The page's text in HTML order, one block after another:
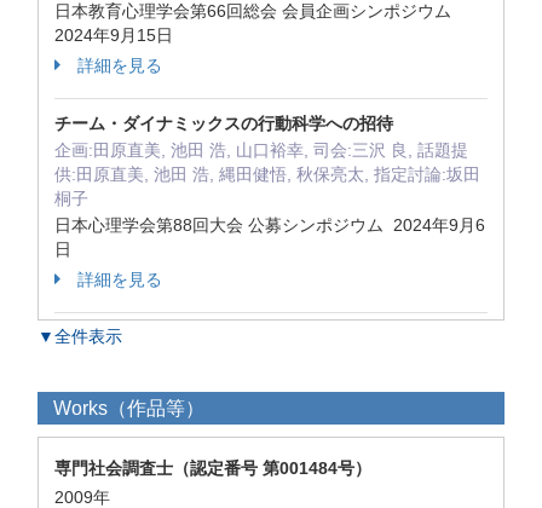
日本教育心理学会第66回総会 会員企画シンポジウム
2024年9月15日
詳細を見る
チーム・ダイナミックスの行動科学への招待
企画:田原直美, 池田 浩, 山口裕幸, 司会:三沢 良, 話題提
供:田原直美, 池田 浩, 縄田健悟, 秋保亮太, 指定討論:坂田
桐子
日本心理学会第88回大会 公募シンポジウム 2024年9月6
日
詳細を見る
▼全件表示
Works（作品等）
専門社会調査士（認定番号 第001484号）
2009年